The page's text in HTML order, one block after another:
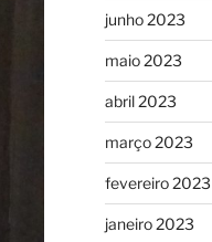
junho 2023
maio 2023
abril 2023
março 2023
fevereiro 2023
janeiro 2023